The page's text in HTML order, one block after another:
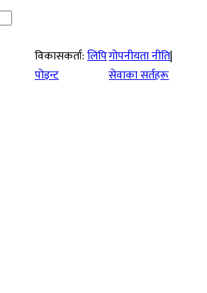
विकासकर्ता:लिपि
पोइन्ट
गोपनीयता नीति|
सेवाका सर्तहरू